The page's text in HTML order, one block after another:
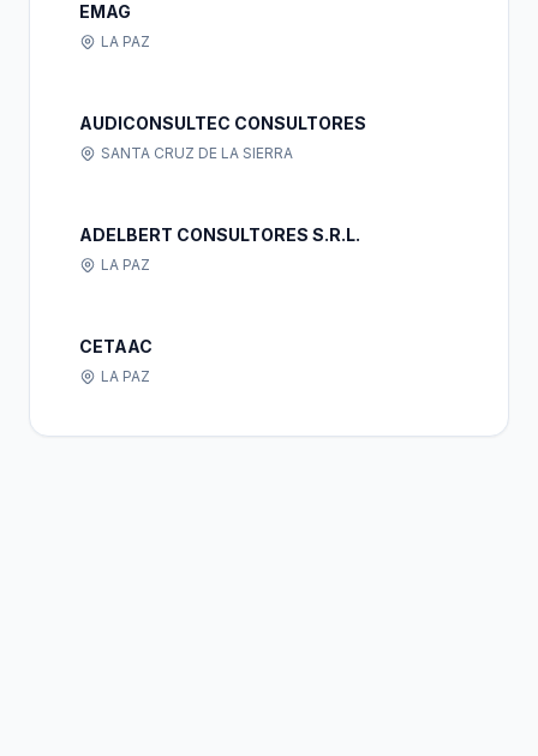
EMAG
LA PAZ
AUDICONSULTEC CONSULTORES
SANTA CRUZ DE LA SIERRA
ADELBERT CONSULTORES S.R.L.
LA PAZ
CETAAC
LA PAZ